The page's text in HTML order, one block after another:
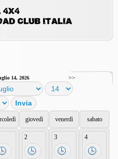
14, 2026 >>
giovedì venerdì sabato
2 3 4